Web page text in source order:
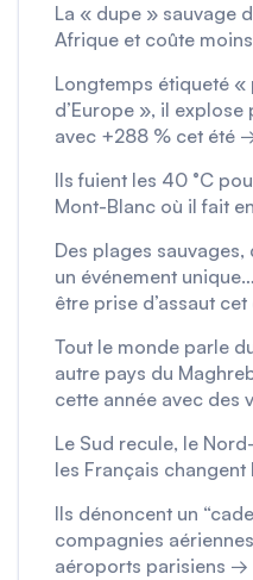
La « dupe » sauvage
Afrique et coûte
Longtemps étiqueté
d’Europe », il
avec +288 % cet été
Ils fuient les 40 °C
Mont-Blanc où il fait
Des plages
un événement
être prise d’assaut
Tout le monde parle
autre pays du
cette année avec
Le Sud recule, le
les Français
Ils dénoncent un
compagnies
aéroports parisiens →